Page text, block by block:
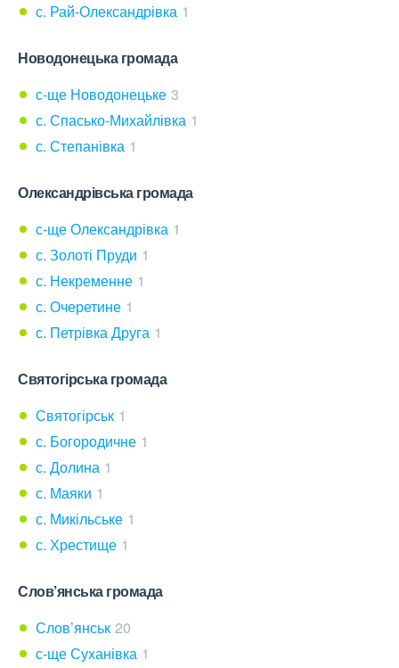
с. Рай-Олександрівка 1
Новодонецька громада
с-ще Новодонецьке 3
с. Спасько-Михайлівка 1
с. Степанівка 1
Олександрівська громада
с-ще Олександрівка 1
с. Золоті Пруди 1
с. Некременне 1
с. Очеретине 1
с. Петрівка Друга 1
Святогірська громада
Святогірськ 1
с. Богородичне 1
с. Долина 1
с. Маяки 1
с. Микільське 1
с. Хрестище 1
Слов’янська громада
Слов’янськ 20
с-ще Суханівка 1